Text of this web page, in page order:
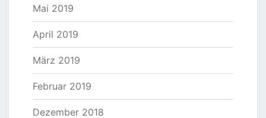
Mai 2019
April 2019
März 2019
Februar 2019
Dezember 2018